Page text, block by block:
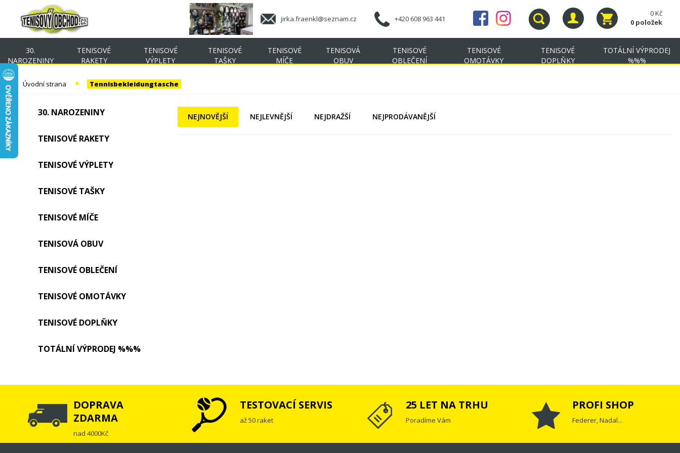
jirka.fraenkl@seznam.cz +420 608 963 441
0 Kč
0 položek
30.
NAROZENINY
TENISOVÉ
RAKETY
TENISOVÉ
VÝPLETY
TENISOVÉ
TAŠKY
TENISOVÉ
MÍČE
TENISOVÁ
OBUV
TENISOVÉ
OBLEČENÍ
TENISOVÉ
OMOTÁVKY
TENISOVÉ
DOPLŇKY
TOTÁLNÍ VÝPRODEJ
%%%
Úvodní strana Tennisbekleidungtasche
30. NAROZENINY
TENISOVÉ RAKETY
TENISOVÉ VÝPLETY
TENISOVÉ TAŠKY
TENISOVÉ MÍČE
TENISOVÁ OBUV
TENISOVÉ OBLEČENÍ
TENISOVÉ OMOTÁVKY
TENISOVÉ DOPLŇKY
TOTÁLNÍ VÝPRODEJ %%%
NEJNOVĚJŠÍ NEJLEVNĚJŠÍ NEJDRAŽŠÍ NEJPRODÁVANĚJŠÍ
DOPRAVA
ZDARMA
nad 4000Kč
TESTOVACÍ SERVIS
až 50 raket
25 LET NA TRHU
Poradíme Vám
PROFI SHOP
Federer, Nadal...